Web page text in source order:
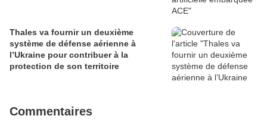
Thales va fournir un deuxième
système de défense aérienne à
l’Ukraine pour contribuer à la
protection de son territoire
Commentaires